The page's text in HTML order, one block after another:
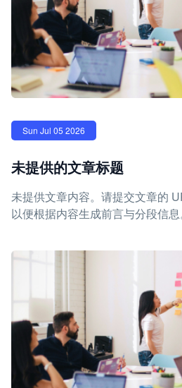
Sun Jul 05 2026
未提供的文章标题
未提供文章内容。请提交文章的
以便根据内容生成前言与分段信息